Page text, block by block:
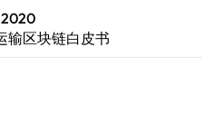
2020
输区块链白皮书